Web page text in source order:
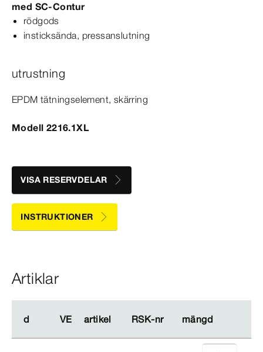
med SC‑Contur
rödgods
insticksända, pressanslutning
utrustning
EPDM tätningselement, skärring
Modell 2216.1XL
VISA RESERVDELAR
INSTRUKTIONER
Artiklar
d VE artikel RSK-​nr mängd
d VE artikel RSK-​nr mängd